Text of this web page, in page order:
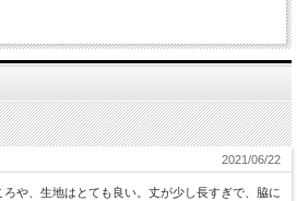
2021/06/22
や、生地はとても良い。丈が少し長すぎで、脇に